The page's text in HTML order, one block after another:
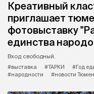
Креативный
приглашает
фотовыставку
единства
Вход свободный.
#выставка
#ТАРКИ #Год
#народности
#новости